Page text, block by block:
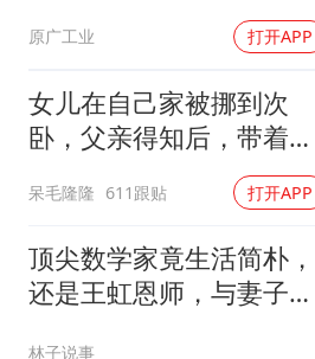
原广工业 打开APP
女儿在自己家被挪到次
卧，父亲得知后，带着中
呆毛隆隆 611跟贴 打开APP
顶尖数学家竟生活简朴，
还是王虹恩师，与妻子合
林子说事